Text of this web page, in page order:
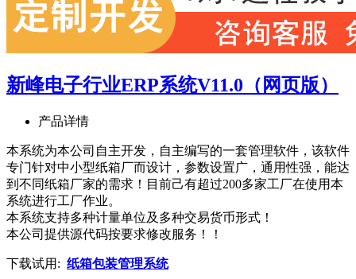
新峰电子行业ERP系统V11.0（网页版）
产品详情
本系统为本公司自主开发，自主编写的一套管理软件，该软件
专门针对中小型纸箱厂而设计，参数设置广，通用性强，能达
到不同纸箱厂家的需求！目前己有超过200多家工厂在使用本
系统进行工厂作业。
本系统支持多种计量单位及多种交易货币形式！
本公司提供源代码按要求修改服务！！
下载试用: 纸箱包装管理系统